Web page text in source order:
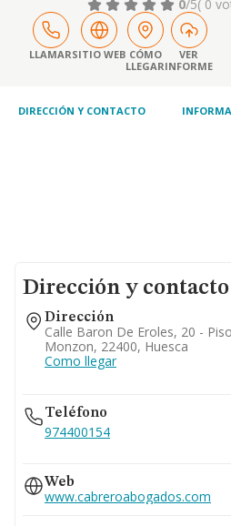
abogados, y la
de asesoramiento
0/5( 0
LLAMARSITIO WEB CÓMO
LLEGAR
VER
INFORME
DIRECCIÓN Y CONTACTO
Dirección y contacto
Dirección
Calle Baron De Eroles, 20 -
Monzon, 22400, Huesca
Como llegar
Teléfono
974400154
974400246
974400339
Web
www.cabreroabogados.com